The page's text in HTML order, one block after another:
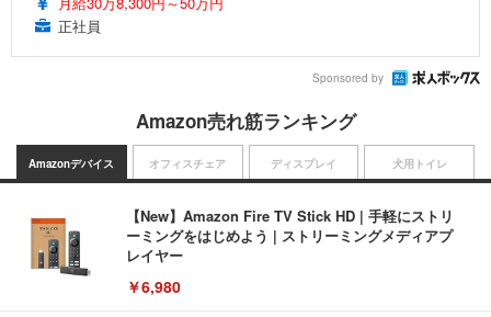
正社員
Sponsored by
Amazon売れ筋ランキング
Amazonデバイス
【New】Amazon Fire TV Stick HD | 手軽にストリ
ーミングをはじめよう | ストリーミングメディアプ
レイヤー
￥6,980
オフィスチェア ディスプレイ 犬用トイレ